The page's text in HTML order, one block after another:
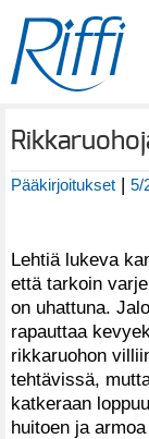
Pääkirjoitukset | 5/
Lehtiä lukeva
että tarkoin
on uhattuna.
rapauttaa
rikkaruohon
tehtävissä,
katkeraan
huitoen ja